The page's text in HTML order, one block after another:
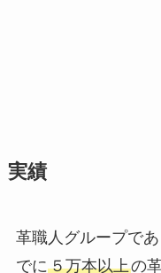
実績
革職人グループで
でに５万本以上の